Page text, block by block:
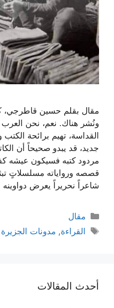
مقال بقلم حسين قاطرجي،
ونُشر هناك. نعم، نحن
القداسة، تهيم برائحة
جديد، قد يبدو صحيحاً أن
مردود كتبه فسيكون عيشه
قصصه ورواياته مسلسلاتٍ
شاعراً نحريراً يعرض
التصنيفات
مقال
الوسوم
القراءة, مدونات الجزيرة
أحدث المقالات